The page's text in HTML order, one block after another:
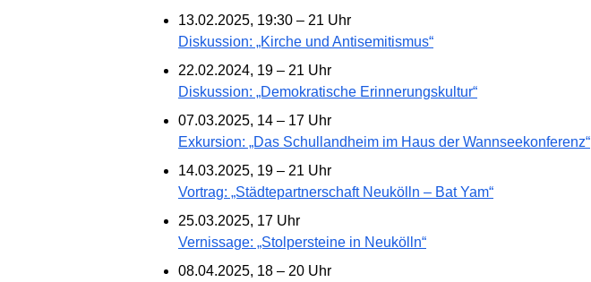
13.02.2025, 19:30 – 21 Uhr
Diskussion: „Kirche und Antisemitismus“
22.02.2024, 19 – 21 Uhr
Diskussion: „Demokratische Erinnerungskultur“
07.03.2025, 14 – 17 Uhr
Exkursion: „Das Schullandheim im Haus der Wannseekonferenz“
14.03.2025, 19 – 21 Uhr
Vortrag: „Städtepartnerschaft Neukölln – Bat Yam“
25.03.2025, 17 Uhr
Vernissage: „Stolpersteine in Neukölln“
08.04.2025, 18 – 20 Uhr